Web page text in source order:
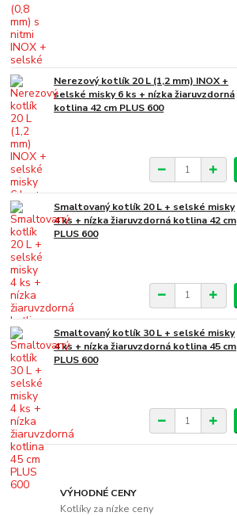
Nerezový kotlík 20 L (1,2 mm) INOX +
selské misky 6 ks + nízka žiaruvzdorná
kotlina 42 cm PLUS 600
Smaltovaný kotlík 20 L + selské misky
4 ks + nízka žiaruvzdorná kotlina 42 cm
PLUS 600
Smaltovaný kotlík 30 L + selské misky
4 ks + nízka žiaruvzdorná kotlina 45 cm
PLUS 600
VÝHODNÉ CENY
Kotlíky za nízke ceny